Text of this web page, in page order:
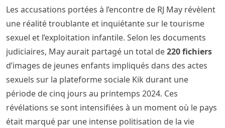
Les accusations portées à l’encontre de RJ May révèlent
une réalité troublante et inquiétante sur le tourisme
sexuel et l’exploitation infantile. Selon les documents
judiciaires, May aurait partagé un total de220 fichiers
d’images de jeunes enfants impliqués dans des actes
sexuels sur la plateforme sociale Kik durant une
période de cinq jours au printemps 2024. Ces
révélations se sont intensifiées à un moment où le pays
était marqué par une intense politisation de la vie